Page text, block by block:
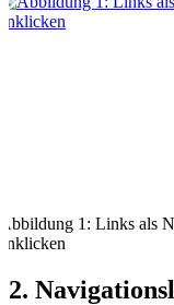
Abbildung 1: Links als
anklicken
2.